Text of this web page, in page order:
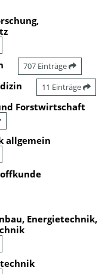
707 Einträge
11 Einträge
Forstwirtschaft
allgemein
Energietechnik,